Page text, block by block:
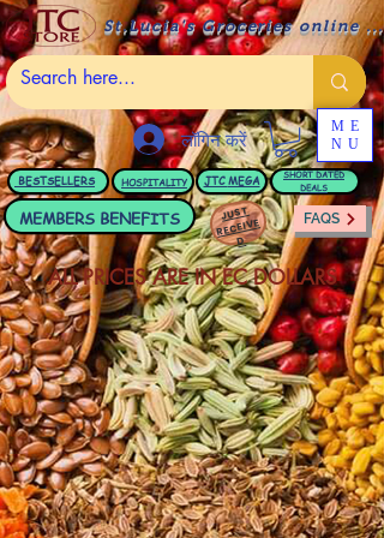
St.Lucia's Groceries online ....
लॉगिन करें
FAQS
HOSPITALITY JTCMEGA
JUST
RECEIVE
D
BESTSELLERS
SHORT DATED
DEALS
MEMBERS BENEFITS
ALL PRICES ARE IN EC DOLLARS
ME
NU